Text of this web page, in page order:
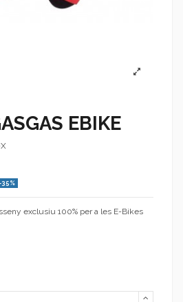
EBIKE
-35%
exclusiu 100% per a les E-Bikes